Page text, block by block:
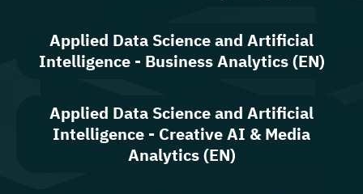
Applied Data Science and Artificial
Intelligence - Business Analytics (EN)
Applied Data Science and Artificial
Intelligence - Creative AI & Media
Analytics (EN)